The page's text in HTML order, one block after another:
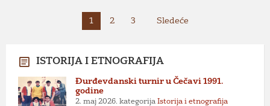
1 2 3 Sledeće
ISTORIJA I ETNOGRAFIJA
Đurđevdanski turnir u Čečavi 1991.
godine
2. maj 2026. kategorija Istorija i etnografija